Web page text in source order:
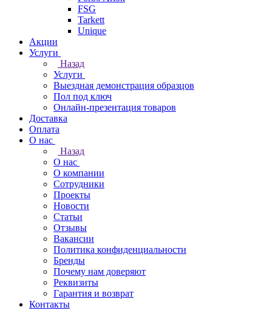
FSG
Tarkett
Unique
Акции
Услуги
Назад
Услуги
Выездная демонстрация образцов
Пол под ключ
Онлайн-презентация товаров
Доставка
Оплата
О нас
Назад
О нас
О компании
Сотрудники
Проекты
Новости
Статьи
Отзывы
Вакансии
Политика конфиденциальности
Бренды
Почему нам доверяют
Реквизиты
Гарантия и возврат
Контакты